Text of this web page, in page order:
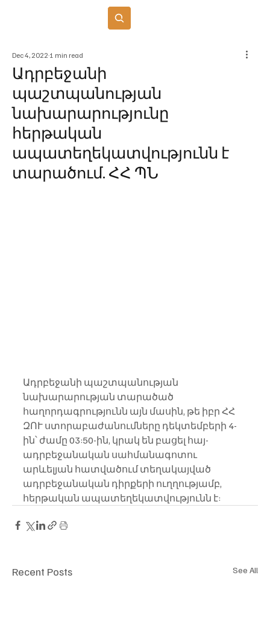
Ադրբեջանի
պաշտպանության
նախարարությունը
հերթական
ապատեղեկատվությունն է
տարածում. ՀՀ ՊՆ
Dec 4, 2022 1 min read
Ադրբեջանի պաշտպանության
նախարարության տարածած
հաղորդագրությունն այն մասին, թե իբր ՀՀ
ԶՈՒ ստորաբաժանումները դեկտեմբերի 4-
ին՝ ժամը 03:50-ին, կրակ են բացել հայ-
ադրբեջանական սահմանագոտու
արևելյան հատվածում տեղակայված
ադրբեջանական դիրքերի ուղղությամբ,
հերթական ապատեղեկատվությունն է:
Recent Posts See All